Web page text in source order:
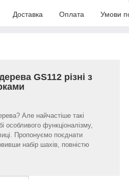
Доставка Оплата Умови
GS112 різні з
Але найчастіше такі
особливого функціоналізму,
Пропонуємо поєднати
набір шахів, повністю